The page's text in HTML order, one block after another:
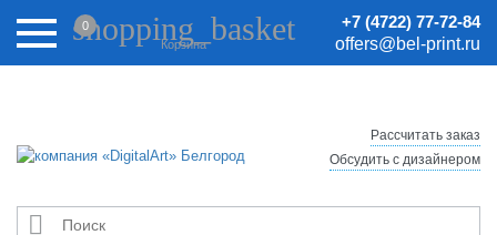
Внимание! Цены на сайте могут быть неактуальными.
Актуальные цены уточняйте у менеджеров.
+7 (4722) 77-72-84
offers@bel-print.ru
shopping_basket
Корзина
0

Рассчитать заказ
Обсудить с дизайнером